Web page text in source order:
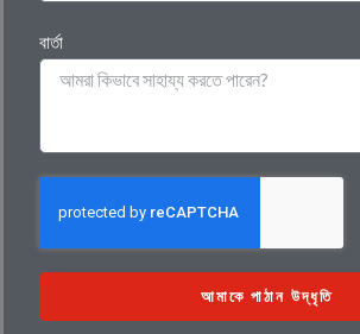
বার্তা
আমাকে পাঠান উদ্ধৃতি